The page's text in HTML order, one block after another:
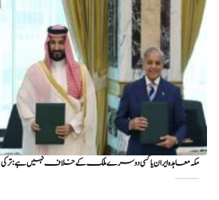
مکہ معاہدہ ایران یا کسی دوسرے ملک کے خلاف نہیں ہے: ترکی